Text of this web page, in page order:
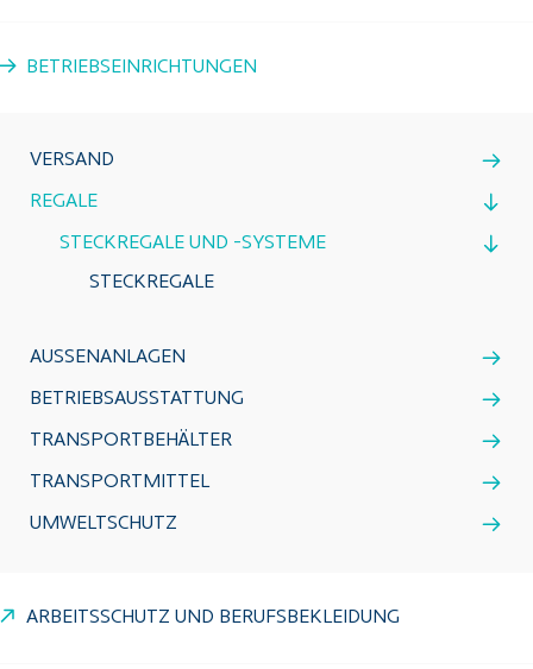
BETRIEBSEINRICHTUNGEN
VERSAND
REGALE
STECKREGALE UND -SYSTEME
STECKREGALE
AUSSENANLAGEN
BETRIEBSAUSSTATTUNG
TRANSPORTBEHÄLTER
TRANSPORTMITTEL
UMWELTSCHUTZ
ARBEITSSCHUTZ UND BERUFSBEKLEIDUNG